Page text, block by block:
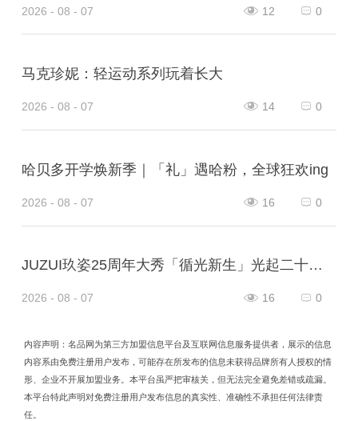
2026 - 08 - 07 0
12
马克珍妮：轻运动系列玩着长大
2026 - 08 - 07 0
14
哈贝多开学焕新季｜「礼」遇哈粉，全球狂欢ing
2026 - 08 - 07 0
16
JUZUI玖姿25周年大秀「循光新生」光起二十五载，共启新生优雅
2026 - 08 - 07 0
16
内容声明：名品网为第三方加盟信息平台及互联网信息服务提供者，展示的信息
内容系由免费注册用户发布，可能存在所发布的信息未获得品牌所有人授权的情
形、企业不开展加盟业务。本平台虽严把审核关，但无法完全避免差错或疏漏。
本平台特此声明对免费注册用户发布信息的真实性、准确性不承担任何法律责
任。